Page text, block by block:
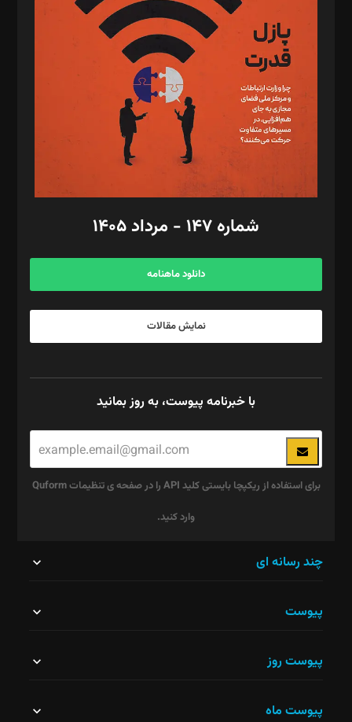
تحریریه‌: مجتبی محمود‌ی، آرش برهمند، یسنا امان‌پور، سروش کرمیان،
مصطفی مسجدی آرانی، ابوالفضل رجبی، زهرا فکرانه، فائزه فتحی
رستمی،مصطفی باستان
ویرایش: نگار استاد‌‌آقا
طراح یونیفرم: مجید توکلی
فیلمبرداری و عکاسی: امیر شفیعی، مانی لطفی زاده
گرافیک و صفحه‌آرایی: سید‌سبحان‌علی ثابت
مد‌یر توسعه تجاری: کامبیز برید‌
امور مالی: شاپور رهبری، محمد‌ کاظمی‌نیا
آگهی و مشترکین: ۰۹۱۹۹۹۹۰۴۵۴
شماره ۱۴۷ - مرداد ۱۴۰۵
دانلود ماهنامه
نمایش مقالات
با خبرنامه پیوست، به روز بمانید
برای استفاده از ریکپچا بایستی کلید API را در صفحه ی تنظیمات Quform
وارد کنید.
نباید
شود.
چند رسانه ای
پیوست
پیوست روز
پیوست ماه